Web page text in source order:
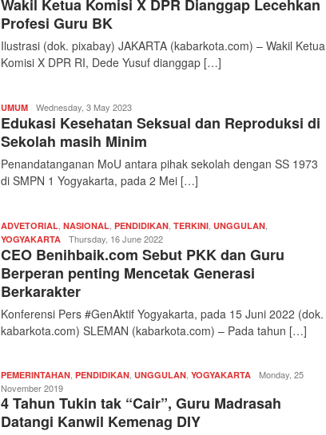
kabarkota
Wakil Ketua Komisi X DPR Dianggap Lecehkan
Profesi Guru BK
Ilustrasi (dok. pixabay) JAKARTA (kabarkota.com) – Wakil Ketua
Komisi X DPR RI, Dede Yusuf dianggap […]
UMUM Redaksi
|
kabarkota
Wednesday, 3 May 2023
Edukasi Kesehatan Seksual dan Reproduksi di
Sekolah masih Minim
Penandatanganan MoU antara pihak sekolah dengan SS 1973
di SMPN 1 Yogyakarta, pada 2 Mei […]
ADVETORIAL NASIONAL PENDIDIKAN TERKINI UNGGULAN
YOGYAKARTA Redaksi
|
kabarkota
Thursday, 16 June 2022
CEO Benihbaik.com Sebut PKK dan Guru
Berperan penting Mencetak Generasi
Berkarakter
Konferensi Pers #GenAktif Yogyakarta, pada 15 Juni 2022 (dok.
kabarkota.com) SLEMAN (kabarkota.com) – Pada tahun […]
PEMERINTAHAN PENDIDIKAN UNGGULAN YOGYAKARTA Redaksi
kabarkota
Monday, 25
November 2019
4 Tahun Tukin tak “Cair”, Guru Madrasah
Datangi Kanwil Kemenag DIY